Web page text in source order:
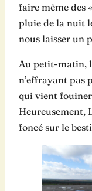
faire même des
pluie de la nuit
nous laisser un
Au petit-matin,
n’effrayant pas
qui vient
Heureusement,
foncé sur le